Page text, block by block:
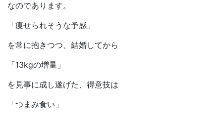
なのであります。
「痩せられそうな予感」
を常に抱きつつ、結婚してから
「13kgの増量」
を見事に成し遂げた、得意技は
「つまみ食い」